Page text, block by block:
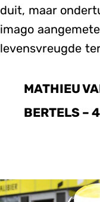
duit, maar
imago
levensvreugde
MATHIEU
BERTELS –